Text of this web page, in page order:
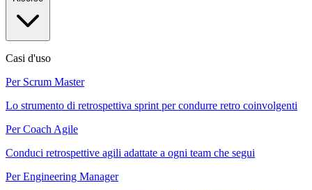
Casi d'uso
Per Scrum Master
Lo strumento di retrospettiva sprint per condurre retro coinvolgenti
Per Coach Agile
Conduci retrospettive agili adattate a ogni team che segui
Per Engineering Manager